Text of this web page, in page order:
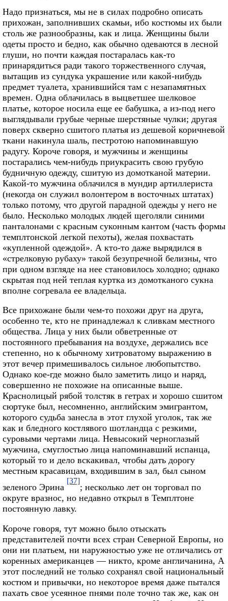
Надо признаться, мы не в силах подробно описать
прихожан, заполнивших скамьи, ибо костюмы их были
столь же разнообразны, как и лица. Женщины были
одеты просто и бедно, как обычно одеваются в лесной
глуши, но почти каждая постаралась как-то
принарядиться ради такого торжественного случая,
вытащив из сундука украшение или какой-нибудь
предмет туалета, хранившийся там с незапамятных
времен. Одна облачилась в выцветшее шелковое
платье, которое носила еще ее бабушка, а из-под него
выглядывали грубые черные шерстяные чулки; другая
поверх скверно сшитого платья из дешевой коричневой
ткани накинула шаль, пестротою напоминавшую
радугу. Короче говоря, и мужчины и женщины
постарались чем-нибудь приукрасить свою грубую
будничную одежду, сшитую из домотканой материи.
Какой-то мужчина облачился в мундир артиллериста
(некогда он служил волонтером в восточных штатах)
только потому, что другой парадной одежды у него не
было. Несколько молодых людей щеголяли синими
панталонами с красным суконным кантом (часть формы
темплтонской легкой пехоты), желая похвастать
«купленной одеждой». А кто-то даже вырядился в
«стрелковую рубаху» такой безупречной белизны, что
при одном взгляде на нее становилось холодно; однако
скрытая под ней теплая куртка из домотканого сукна
вполне согревала ее владельца.
Все прихожане были чем-то похожи друг на друга,
особенно те, кто не принадлежал к сливкам местного
общества. Лица у них были обветренные от
постоянного пребывания на воздухе, держались все
степенно, но к обычному хитроватому выражению в
этот вечер примешивалось сильное любопытство.
Однако кое-где можно было заметить лицо и наряд,
совершенно не похожие на описанные выше.
Краснолицый рябой толстяк в гетрах и хорошо сшитом
сюртуке был, несомненно, английским эмигрантом,
которого судьба занесла в этот глухой уголок, так же
как и бледного костлявого шотландца с резкими,
суровыми чертами лица. Невысокий черноглазый
мужчина, смуглостью лица напоминавший испанца,
который то и дело вскакивал, чтобы дать дорогу
местным красавицам, входившим в зал, был сыном
зеленого Эрина
[37]
; несколько лет он торговал по
округе вразнос, но недавно открыл в Темплтоне
постоянную лавку.
Короче говоря, тут можно было отыскать
представителей почти всех стран Северной Европы, но
они ни платьем, ни наружностью уже не отличались от
коренных американцев — никто, кроме англичанина, А
этот последний не только сохранял свой национальный
костюм и привычки, но некоторое время даже пытался
пахать свое усеянное пнями поле точно так же, как он